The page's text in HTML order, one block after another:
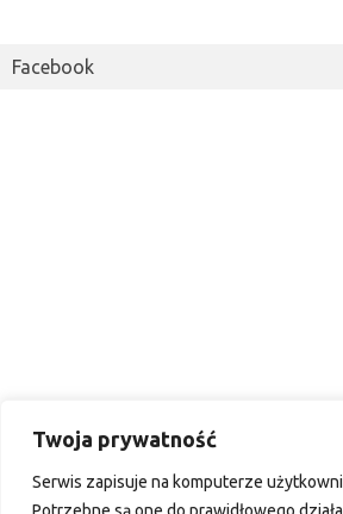
Twoja prywatność
Serwis zapisuje na komputerze
Facebook
Dyskusja